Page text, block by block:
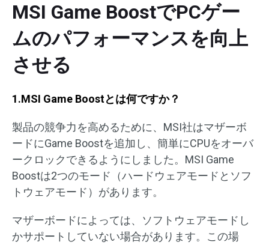
MSI Game BoostでPCゲー
ムのパフォーマンスを向上
させる
1.MSI Game Boostとは何ですか？
製品の競争力を高めるために、MSI社はマザーボ
ードにGame Boostを追加し、簡単にCPUをオーバ
ークロックできるようにしました。MSI Game
Boostは2つのモード（ハードウェアモードとソフ
トウェアモード）があります。
マザーボードによっては、ソフトウェアモードし
かサポートしていない場合があります。この場